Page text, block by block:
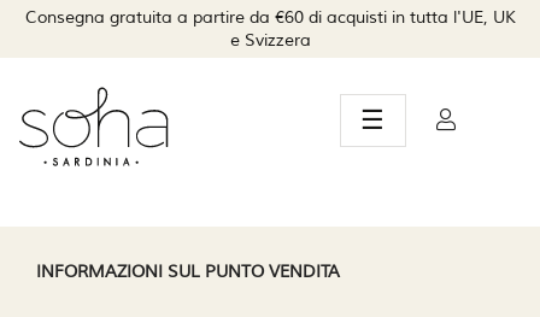
Consegna gratuita a partire da €60 di acquisti in tutta l'UE, UK
e Svizzera
navigazione
Toggle
☰
INFORMAZIONI SUL PUNTO VENDITA